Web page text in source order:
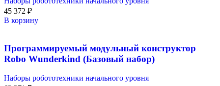
45 372 ₽
В корзину
Программируемый модульный конструктор
Robo Wunderkind (Базовый набор)
Наборы робототехники начального уровня